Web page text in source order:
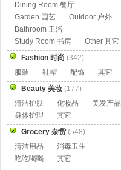
Dining Room 餐厅
Garden 园艺
Outdoor 户外
Bathroom 卫浴
Study Room 书房
Other 其它
Fashion 时尚 (342)
服装
鞋帽 配饰
其它
Beauty 美妆 (177)
清洁护肤
化妆品
美发产品
身体护理
其它
Grocery 杂货(548)
清洁用品
消毒卫生
吃吃喝喝
其它